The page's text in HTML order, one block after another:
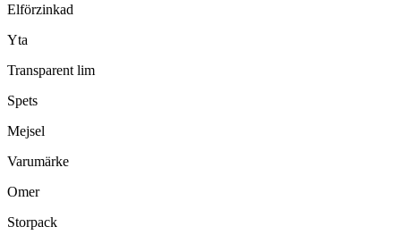
Elförzinkad
Yta
Transparent lim
Spets
Mejsel
Varumärke
Omer
Storpack